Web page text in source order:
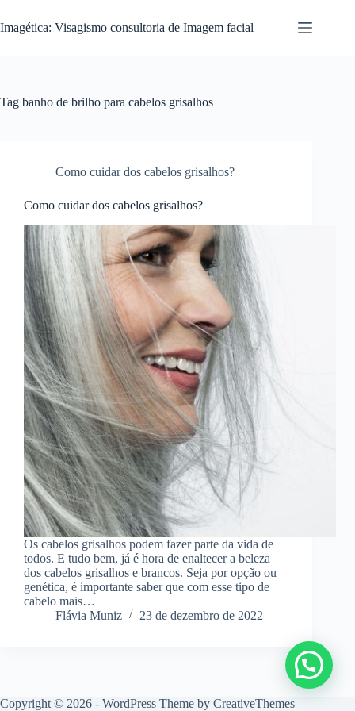
para
o
Imagética: Visagismo consultoria de Imagem facial
Tag banho de brilho para cabelos grisalhos
Como cuidar dos cabelos grisalhos?
Como cuidar dos cabelos grisalhos?
Os cabelos grisalhos podem fazer parte da vida de
todos. E tudo bem, já é hora de enaltecer a beleza
dos cabelos grisalhos e brancos. Seja por opção ou
genética, é importante saber que com esse tipo de
cabelo mais…
Flávia Muniz
23 de dezembro de 2022
Copyright © 2026 - WordPress Theme by CreativeThemes